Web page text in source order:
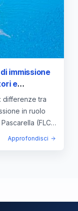
immissione
e
differenze tra
in ruolo
(FLC
Approfondisci